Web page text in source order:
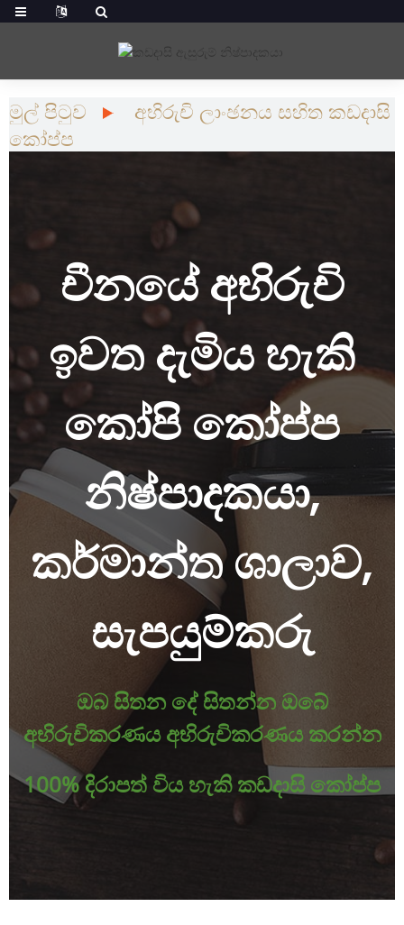
මුල් පිටුව
අභිරුචි ලාංඡනය සහිත කඩදාසි
කෝප්ප
චීනයේ අභිරුචි
ඉවත දැමිය හැකි
කෝපි කෝප්ප
නිෂ්පාදකයා,
කර්මාන්ත ශාලාව,
සැපයුම්කරු
ඔබ සිතන දේ සිතන්න ඔබේ
අභිරුචිකරණය අභිරුචිකරණය කරන්න
100% දිරාපත් විය හැකි කඩදාසි කෝප්ප